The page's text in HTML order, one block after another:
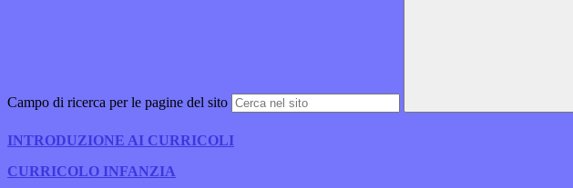
Campo di ricerca per le pagine del sito
INTRODUZIONE AI CURRICOLI
CURRICOLO INFANZIA